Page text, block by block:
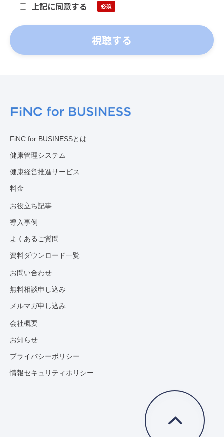
上記に同意する
FiNC for BUSINESSとは
健康管理システム
健康経営推進サービス
料金
お役立ち記事
導入事例
よくあるご質問
資料ダウンロード一覧
お問い合わせ
無料相談申し込み
メルマガ申し込み
会社概要
お知らせ
プライバシーポリシー
情報セキュリティポリシー